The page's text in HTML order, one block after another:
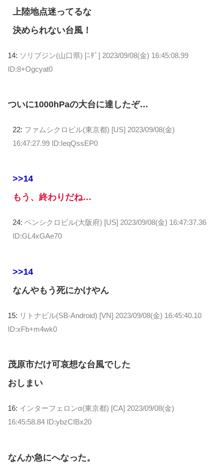
上陸地点迷ってるな
決められない台風！
14: ソリブジン(山口県) [ﾆﾀﾞ] 2023/09/08(金) 16:45:08.99
ID:8+Ogcyat0
ついに1000hPaの大台に達したぞ…
22: ファムシクロビル(東京都) [US] 2023/09/08(金)
16:47:27.99 ID:IeqQssEP0
>>14
もう、終わりだね…
24: ペンシクロビル(大阪府) [US] 2023/09/08(金) 16:47:37.36
ID:GL4xGAe70
>>14
なんやもう死にかけやん
15: リトナビル(SB-Android) [VN] 2023/09/08(金) 16:45:40.10
ID:xFb+m4wk0
茂原市だけ可哀想な台風でした
おしまい
16: インターフェロンα(東京都) [CA] 2023/09/08(金)
16:45:58.84 ID:ybzCIBx20
なんか急にへなった。